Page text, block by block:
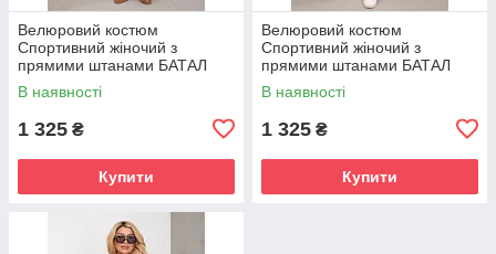
Велюровий костюм
Спортивний жіночий з
прямими штанами БАТАЛ
БЕЖЕВИЙ р.48-58 BARVY
086
В наявності
1 325 ₴
Купити
Велюровий костюм
Спортивний жіночий з
прямими штанами БАТАЛ
РОЖЕВИЙ р.48-58 BARVY
086
В наявності
1 325 ₴
Купити